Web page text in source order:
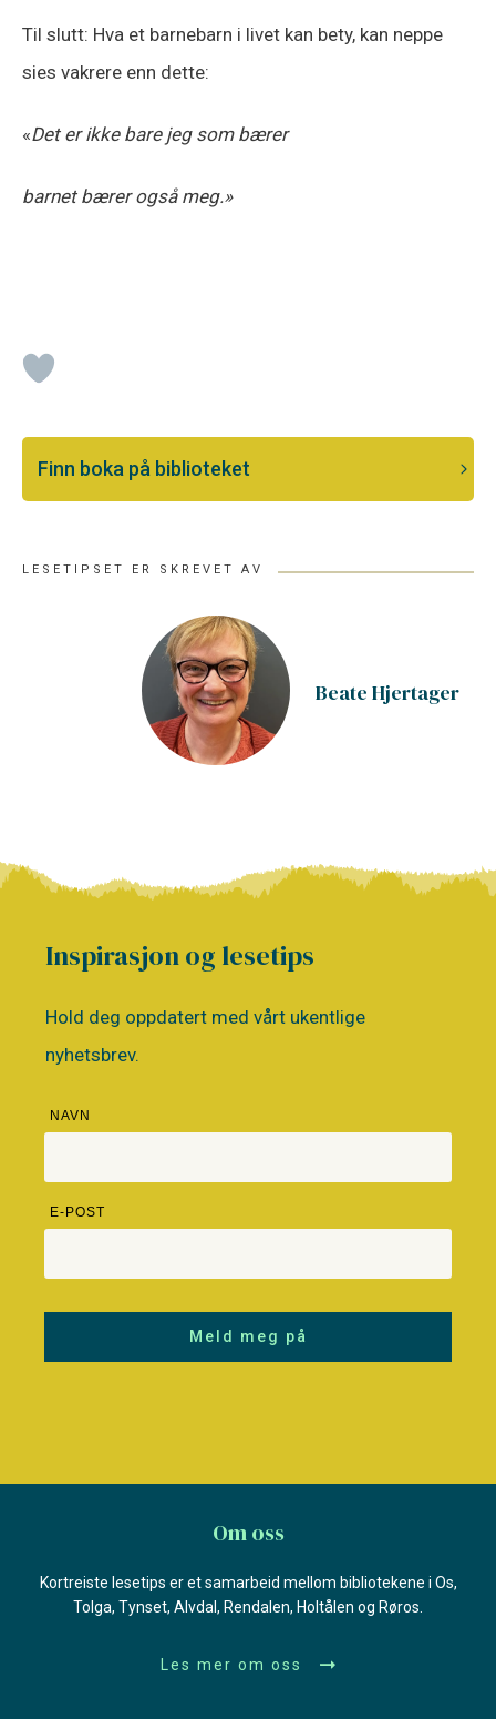
Til slutt: Hva et barnebarn i livet kan bety, kan neppe
sies vakrere enn dette:
«Det er ikke bare jeg som bærer
barnet bærer også meg.»
Finn boka på biblioteket
LESETIPSET ER SKREVET AV
Beate Hjertager
Inspirasjon og lesetips
Hold deg oppdatert med vårt ukentlige
nyhetsbrev.
NAVN
E-POST
Meld meg på
Om oss
Kortreiste lesetips er et samarbeid mellom bibliotekene i Os,
Tolga, Tynset, Alvdal, Rendalen, Holtålen og Røros.
Les mer om oss